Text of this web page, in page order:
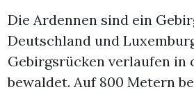
Die Ardennen sind ein
Deutschland und
Gebirgsrücken verlaufen
bewaldet. Auf 800 Metern